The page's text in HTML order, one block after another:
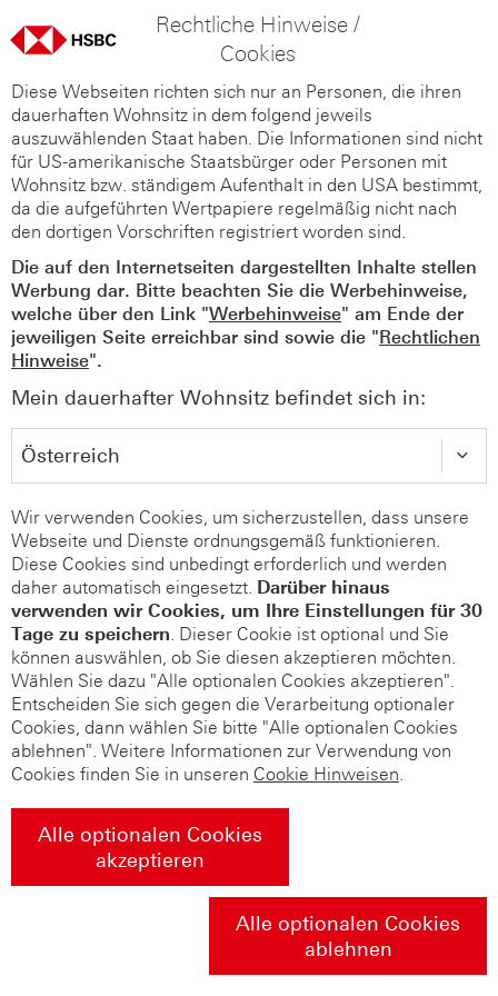
Rechtliche Hinweise /
Cookies
Diese Webseiten richten sich nur an Personen, die ihren
dauerhaften Wohnsitz in dem folgend jeweils
auszuwählenden Staat haben. Die Informationen sind nicht
für US-amerikanische Staatsbürger oder Personen mit
Wohnsitz bzw. ständigem Aufenthalt in den USA bestimmt,
da die aufgeführten Wertpapiere regelmäßig nicht nach
den dortigen Vorschriften registriert worden sind.
Die auf den Internetseiten dargestellten Inhalte stellen
Werbung dar. Bitte beachten Sie die Werbehinweise,
welche über den Link "Werbehinweise" am Ende der
jeweiligen Seite erreichbar sind sowie die "Rechtlichen
Hinweise".
Mein dauerhafter Wohnsitz befindet sich in:
Wir verwenden Cookies, um sicherzustellen, dass unsere
Webseite und Dienste ordnungsgemäß funktionieren.
Diese Cookies sind unbedingt erforderlich und werden
daher automatisch eingesetzt. Darüber hinaus
verwenden wir Cookies, um Ihre Einstellungen für 30
Tage zu speichern. Dieser Cookie ist optional und Sie
können auswählen, ob Sie diesen akzeptieren möchten.
Wählen Sie dazu "Alle optionalen Cookies akzeptieren".
Entscheiden Sie sich gegen die Verarbeitung optionaler
Cookies, dann wählen Sie bitte "Alle optionalen Cookies
ablehnen". Weitere Informationen zur Verwendung von
Cookies finden Sie in unseren Cookie Hinweisen.
Alle optionalen Cookies
akzeptieren
Alle optionalen Cookies
ablehnen